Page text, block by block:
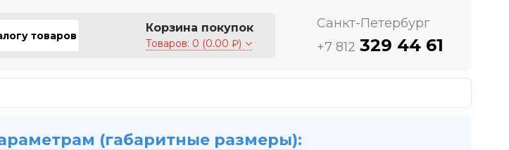
Корзина покупок
Товаров: 0 (0.00 ₽)
Санкт-Петербург
+7 812 329 44 61
(габаритные размеры):